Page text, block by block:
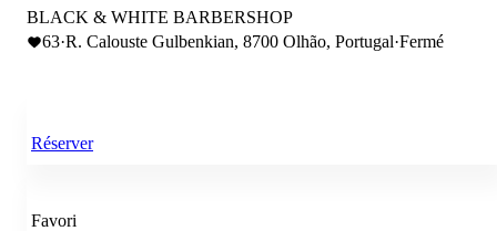
BLACK & WHITE BARBERSHOP
63·R. Calouste Gulbenkian, 8700 Olhão, Portugal·Fermé
Réserver
Favori